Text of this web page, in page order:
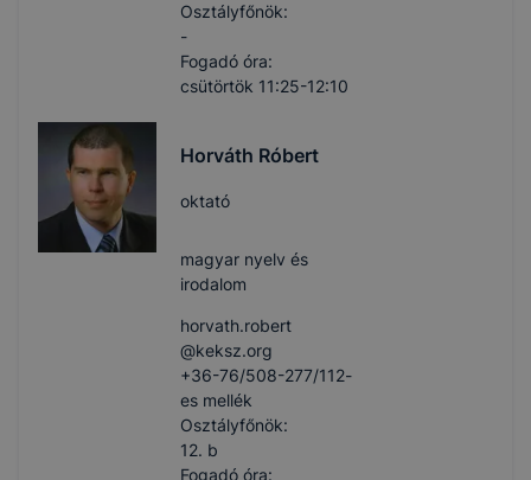
Osztályfőnök:
-
Fogadó óra:
csütörtök 11:25-12:10
Horváth Róbert
oktató
magyar nyelv és
irodalom
horvath.robert​
@keksz.org
+36-76/508-277/112-
es mellék
Osztályfőnök:
12. b
Fogadó óra: